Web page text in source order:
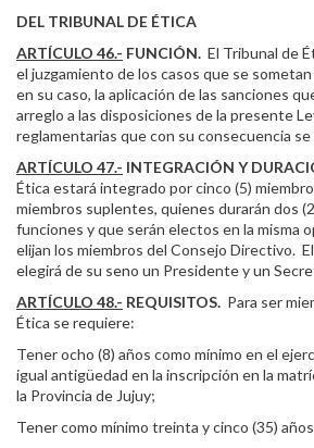
DEL TRIBUNAL DE ÉTICA
ARTÍCULO 46.- FUNCIÓN. El Tribunal de
el juzgamiento de los casos que se
en su caso, la aplicación de las sanciones
arreglo a las disposiciones de la presente
reglamentarias que con su consecuencia
ARTÍCULO 47.- INTEGRACIÓN Y
Ética estará integrado por cinco (5)
miembros suplentes, quienes durarán dos
funciones y que serán electos en la misma
elijan los miembros del Consejo Directivo.
elegirá de su seno un Presidente y un
ARTÍCULO 48.- REQUISITOS. Para ser
Ética se requiere:
Tener ocho (8) años como mínimo en el
igual antigüedad en la inscripción en la
la Provincia de Jujuy;
Tener como mínimo treinta y cinco (35)